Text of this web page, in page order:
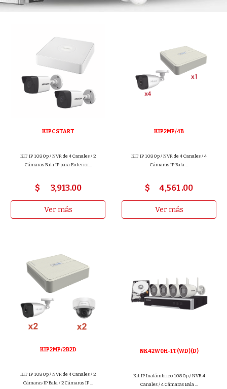
KIPCSTART
KIT IP 1080p / NVR de 4 Canales / 2
Cámaras Bala IP para Exterior...
$ 3,913.00
Ver más
KIP2MP/4B
KIT IP 1080p / NVR de 4 Canales / 4
Cámaras IP Bala ...
$ 4,561 .00
Ver más
KIP2MP/2B2D
KIT IP 1080p / NVR de 4 Canales / 2
Cámaras IP Bala / 2 Cámaras IP ...
NK42W0H-1T(WD)(D)
Kit IP Inalámbrico 1080p / NVR 4
Canales / 4 Cámaras Bala ...